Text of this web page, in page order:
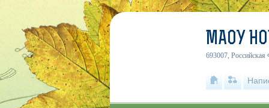
МАОУ
693007,